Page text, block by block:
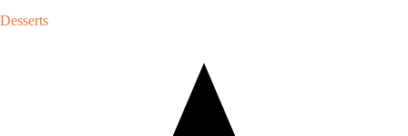
Desserts